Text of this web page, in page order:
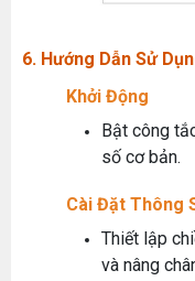
6. Hướng Dẫn Sử
Khởi Động
Bật công
số cơ bản.
Cài Đặt Thông
Thiết lập
và nâng